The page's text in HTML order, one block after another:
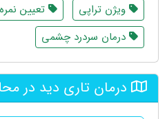
ویژن تراپی
تعیین
درمان سردرد چشمی
درمان تاری دید در